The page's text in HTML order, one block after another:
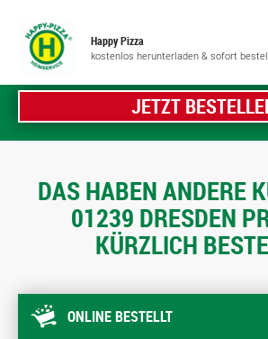
Happy Pizza
kostenlos herunterladen & sofort
JETZT
DAS HABEN ANDERE
01239 DRESDEN
KÜRZLICH
ONLINE BESTELLT